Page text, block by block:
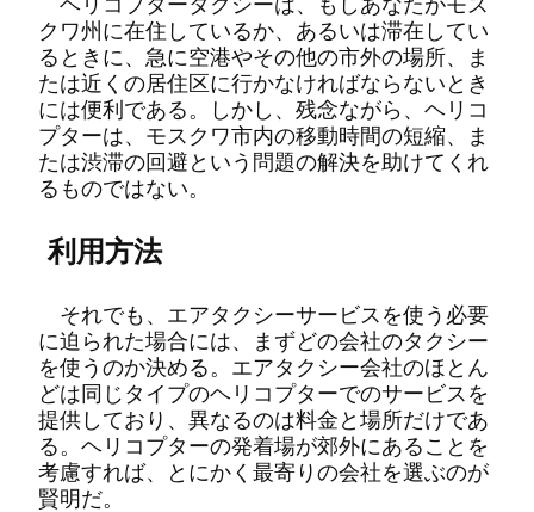
クワ州に在住しているか、あるいは滞在してい
るときに、急に空港やその他の市外の場所、ま
たは近くの居住区に行かなければならないとき
には便利である。しかし、残念ながら、ヘリコ
プターは、モスクワ市内の移動時間の短縮、ま
たは渋滞の回避という問題の解決を助けてくれ
るものではない。
利用方法
それでも、エアタクシーサービスを使う必要
に迫られた場合には、まずどの会社のタクシー
を使うのか決める。エアタクシー会社のほとん
どは同じタイプのヘリコプターでのサービスを
提供しており、異なるのは料金と場所だけであ
る。ヘリコプターの発着場が郊外にあることを
考慮すれば、とにかく最寄りの会社を選ぶのが
賢明だ。